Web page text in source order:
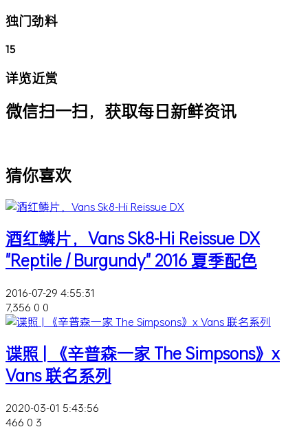
独门劲料
15
详览近赏
微信扫一扫，获取每日新鲜资讯
猜你喜欢
酒红鳞片，Vans Sk8-Hi Reissue DX
"Reptile / Burgundy" 2016 夏季配色
2016-07-29 4:55:31
7,356 0 0
谍照 | 《辛普森一家 The Simpsons》x
Vans 联名系列
2020-03-01 5:43:56
466 0 3